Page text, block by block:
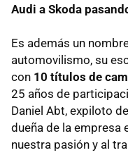
Audi a Skoda
Es además un
automovilismo, su
con 10 títulos de
25 años de
Daniel Abt, expiloto
dueña de la empresa
nuestra pasión y al